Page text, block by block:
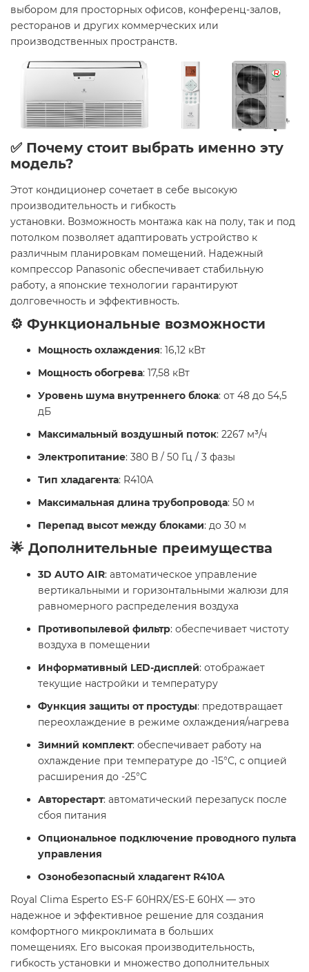
выбором для просторных офисов, конференц-залов,
ресторанов и других коммерческих или
производственных пространств.
✅ Почему стоит выбрать именно эту
модель?
Этот кондиционер сочетает в себе высокую
производительность и гибкость
установки. Возможность монтажа как на полу, так и под
потолком позволяет адаптировать устройство к
различным планировкам помещений. Надежный
компрессор Panasonic обеспечивает стабильную
работу, а японские технологии гарантируют
долговечность и эффективность.
⚙️ Функциональные возможности
Мощность охлаждения: 16,12 кВт
Мощность обогрева: 17,58 кВт
Уровень шума внутреннего блока: от 48 до 54,5
дБ
Максимальный воздушный поток: 2267 м³/ч
Электропитание: 380 В / 50 Гц / 3 фазы
Тип хладагента: R410A
Максимальная длина трубопровода: 50 м
Перепад высот между блоками: до 30 м
🌟 Дополнительные преимущества
3D AUTO AIR: автоматическое управление
вертикальными и горизонтальными жалюзи для
равномерного распределения воздуха
Противопылевой фильтр: обеспечивает чистоту
воздуха в помещении
Информативный LED-дисплей: отображает
текущие настройки и температуру
Функция защиты от простуды: предотвращает
переохлаждение в режиме охлаждения/нагрева
Зимний комплект: обеспечивает работу на
охлаждение при температуре до -15°C, с опцией
расширения до -25°C
Авторестарт: автоматический перезапуск после
сбоя питания
Опциональное подключение проводного пульта
управления
Озонобезопасный хладагент R410A
Royal Clima Esperto ES-F 60HRX/ES-E 60HX — это
надежное и эффективное решение для создания
комфортного микроклимата в больших
помещениях. Его высокая производительность,
гибкость установки и множество дополнительных